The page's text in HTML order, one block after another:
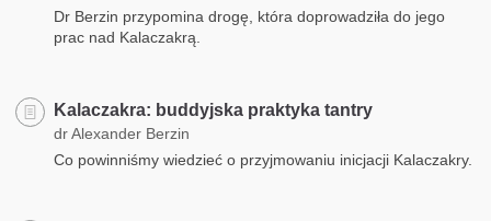
Dr Berzin przypomina drogę, która doprowadziła do jego
prac nad Kalaczakrą.
Kalaczakra: buddyjska praktyka tantry
dr Alexander Berzin
Co powinniśmy wiedzieć o przyjmowaniu inicjacji Kalaczakry.